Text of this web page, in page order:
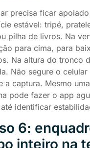
precisa ficar
estável: tripé,
pilha de livros. Na
para cima, para
Na altura do tronco
Não segure o celular
a captura. Mesmo
pode fazer o app
identificar
6:
inteiro na